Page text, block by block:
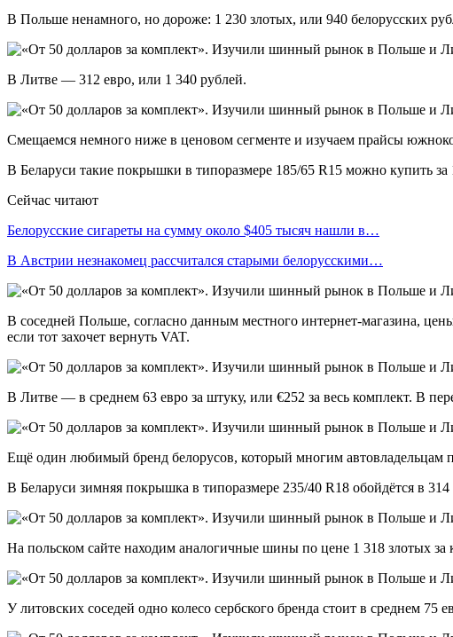
В Польше ненамного, но дороже: 1 230 злотых, или 940 белорусских
В Литве — 312 евро, или 1 340 рублей.
Смещаемся немного ниже в ценовом сегменте и изучаем прайсы
В Беларуси такие покрышки в типоразмере 185/65 R15 можно купить за
Сейчас читают
Белорусские сигареты на сумму около $405 тысяч нашли в…
В Австрии незнакомец рассчитался старыми белорусскими…
В соседней Польше, согласно данным местного интернет-магазина,
если тот захочет вернуть VAT.
В Литве — в среднем 63 евро за штуку, или €252 за весь комплект. В
Ещё один любимый бренд белорусов, который многим автовладельцам
В Беларуси зимняя покрышка в типоразмере 235/40 R18 обойдётся в
На польском сайте находим аналогичные шины по цене 1 318 злотых
У литовских соседей одно колесо сербского бренда стоит в среднем 75